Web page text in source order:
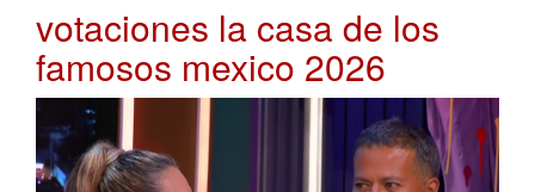
votaciones la casa de los
famosos mexico 2026